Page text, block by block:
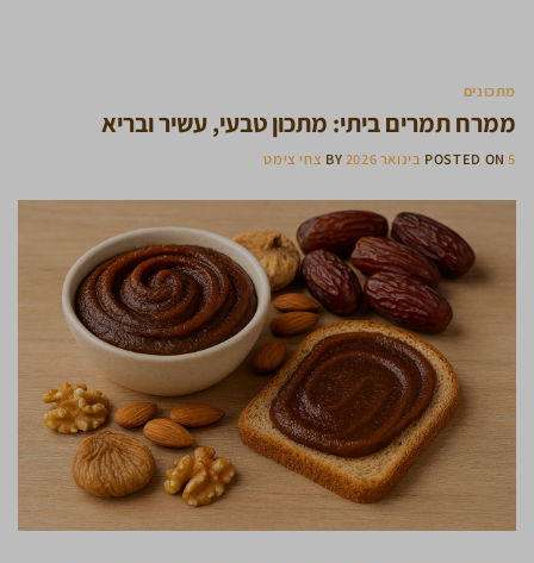
מתכונים
ממרח תמרים ביתי: מתכון טבעי, עשיר ובריא
POSTED ON5 בינואר 2026 BYצחי צימט